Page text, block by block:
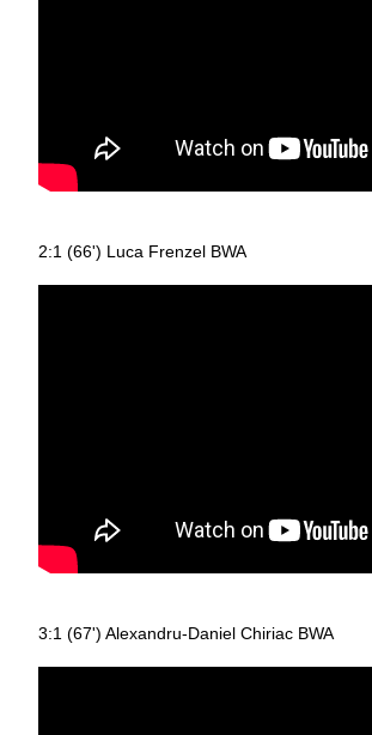
2:1 (66') Luca Frenzel BWA
3:1 (67') Alexandru-Daniel Chiriac BWA